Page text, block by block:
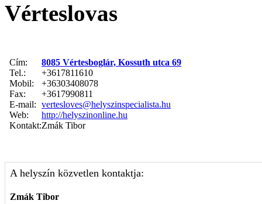
Vérteslovas
Cím:
8085 Vértesboglár, Kossuth utca 69
Tel.:
+3617811610
Mobil:
+36303408078
Fax:
+3617990811
E-mail: vertesloves@helyszinspecialista.hu
Web:
http://helyszinonline.hu
Kontakt:Zmák Tibor
A helyszín közvetlen kontaktja:
Zmák Tibor